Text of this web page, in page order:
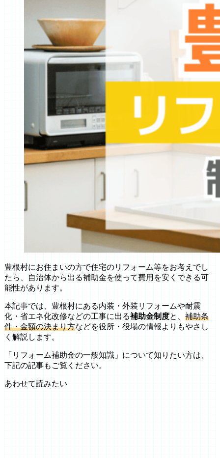
豊根村にお住まいの方で住宅のリフォーム等をお考えでし
たら、自治体から出る補助金を使って費用を安くできる可
能性があります。
本記事では、豊根村にある内装・外装リフォームや耐震
化・省エネ化改修などの工事に出る補助金制度と、 補助条
件・金額の決まり方などを役所・役場の情報よりもやさし
く解説します。
「リフォーム補助金の一般知識」について知りたい方は、
下記の記事もご覧ください。
あわせて読みたい